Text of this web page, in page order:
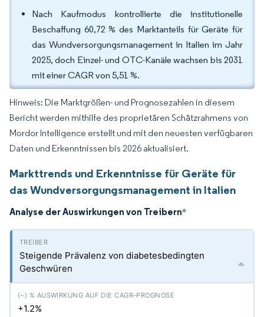
Nach Kaufmodus kontrollierte die institutionelle
Beschaffung 60,72 % des Marktanteils für Geräte für
das Wundversorgungsmanagement in Italien im Jahr
2025, doch Einzel- und OTC-Kanäle wachsen bis 2031
mit einer CAGR von 5,51 %.
Hinweis: Die Marktgrößen- und Prognosezahlen in diesem
Bericht werden mithilfe des proprietären Schätzrahmens von
Mordor Intelligence erstellt und mit den neuesten verfügbaren
Daten und Erkenntnissen bis 2026 aktualisiert.
Markttrends und Erkenntnisse für Geräte für
das Wundversorgungsmanagement in Italien
Analyse der Auswirkungen von Treibern*
Steigende Prävalenz von diabetesbedingten
Geschwüren
+1.2%